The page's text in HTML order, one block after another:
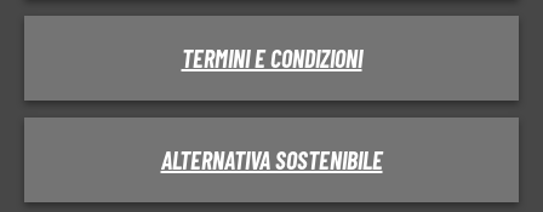
TERMINI E CONDIZIONI
ALTERNATIVA SOSTENIBILE